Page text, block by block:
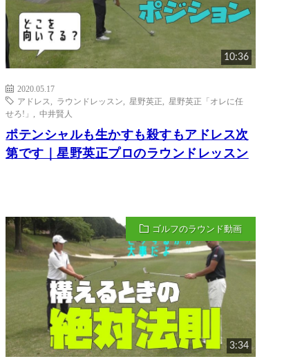
10:36
2020.05.17
アドレス
ラウンドレッスン 星野英正
星野英正「オレに任
せろ!」
,中井賢人
ポテンシャルも生かすも殺すもアドレス次
第です｜星野英正プロのラウンドレッスン
ゴルフのラウンド動画
3:34